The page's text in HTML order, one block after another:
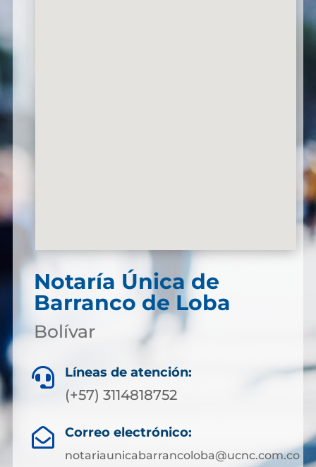
Notaría Única de
Barranco de Loba
Bolívar
 Líneas de atención:
(+57) 3114818752
 Correo electrónico:
notariaunicabarrancoloba@ucnc.com.co